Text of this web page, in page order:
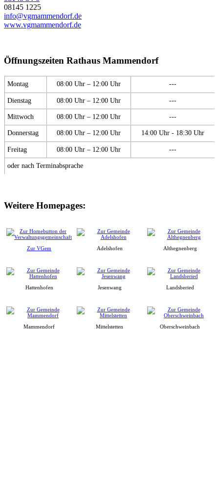
08145 1225
info@vgmammendorf.de
www.vgmammendorf.de
Öffnungszeiten Rathaus Mammendorf
Montag 08:00 Uhr – 12:00 Uhr ---
Dienstag 08:00 Uhr – 12:00 Uhr ---
Mittwoch 08:00 Uhr – 12:00 Uhr ---
Donnerstag 08:00 Uhr – 12:00 Uhr 14:00 Uhr - 18:30 Uhr
Freitag 08:00 Uhr – 12:00 Uhr ---
oder nach Terminabsprache
Weitere Homepages:
Zur VGem Adelshofen Althegnenberg
Hattenhofen Jesenwang Landsberied
Mammendorf Mittelstetten Oberschweinbach